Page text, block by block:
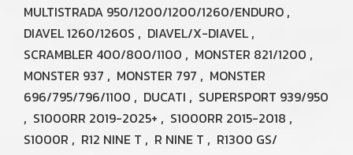
MULTISTRADA 950/1200/1200/1260/ENDURO ,
DIAVEL 1260/1260S , DIAVEL/X-DIAVEL ,
SCRAMBLER 400/800/1100 , MONSTER 821/1200 ,
MONSTER 937 , MONSTER 797 , MONSTER
696/795/796/1100 , DUCATI , SUPERSPORT 939/950
, S1000RR 2019-2025+ , S1000RR 2015-2018 ,
S1000R , R12 NINE T , R NINE T , R1300 GS/